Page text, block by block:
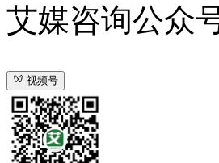
艾媒咨询公众
视频号